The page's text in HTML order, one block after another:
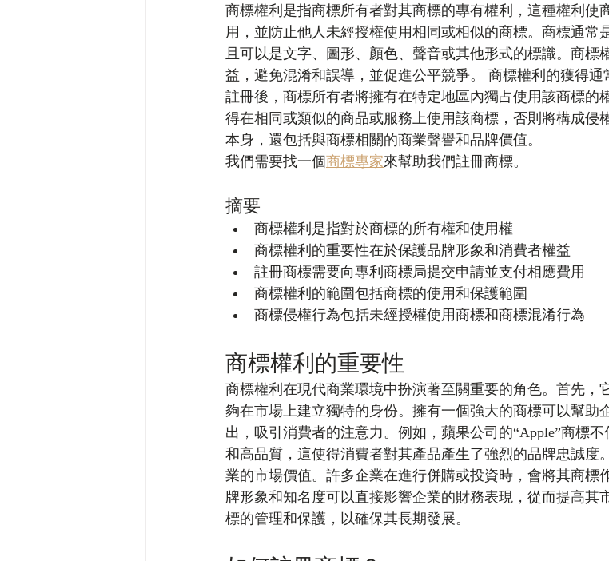
商標權利是指商標所有者對其商標的專有權利，這種權利使
用，並防止他人未經授權使用相同或相似的商標。商標通常
且可以是文字、圖形、顏色、聲音或其他形式的標識。商標
益，避免混淆和誤導，並促進公平競爭。 商標權利的獲得通
註冊後，商標所有者將擁有在特定地區內獨占使用該商標的
得在相同或類似的商品或服務上使用該商標，否則將構成侵
本身，還包括與商標相關的商業聲譽和品牌價值。
我們需要找一個商標專家來幫助我們註冊商標。
摘要
商標權利是指對於商標的所有權和使用權
商標權利的重要性在於保護品牌形象和消費者權益
註冊商標需要向專利商標局提交申請並支付相應費用
商標權利的範圍包括商標的使用和保護範圍
商標侵權行為包括未經授權使用商標和商標混淆行為
商標權利的重要性
商標權利在現代商業環境中扮演著至關重要的角色。首先，
夠在市場上建立獨特的身份。擁有一個強大的商標可以幫助
出，吸引消費者的注意力。例如，蘋果公司的“Apple”商標
和高品質，這使得消費者對其產品產生了強烈的品牌忠誠度
業的市場價值。許多企業在進行併購或投資時，會將其商標
牌形象和知名度可以直接影響企業的財務表現，從而提高其
標的管理和保護，以確保其長期發展。